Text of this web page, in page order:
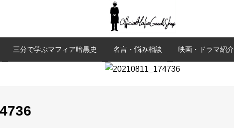
三分で学ぶマフィア暗黒史 名言・悩み相談 映画・ドラマ紹介